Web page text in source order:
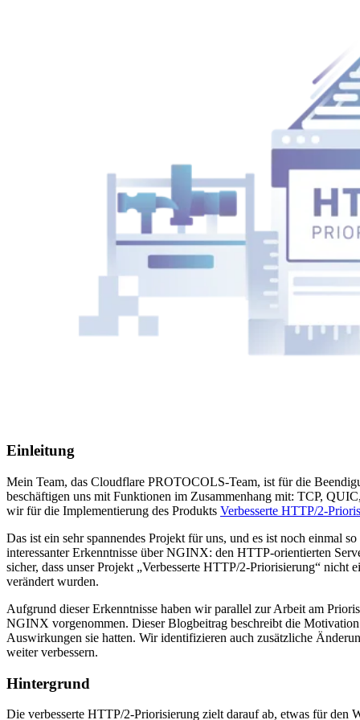
Einleitung
Mein Team, das Cloudflare PROTOCOLS-Team, ist für die
beschäftigen uns mit Funktionen im Zusammenhang mit: TCP,
wir für die Implementierung des Produkts Verbesserte HTTP/2-
Das ist ein sehr spannendes Projekt für uns, und es ist noch einmal
interessanter Erkenntnisse über NGINX: den HTTP-orientierten
sicher, dass unser Projekt „Verbesserte HTTP/2-Priorisierung“
verändert wurden.
Aufgrund dieser Erkenntnisse haben wir parallel zur Arbeit am
NGINX vorgenommen. Dieser Blogbeitrag beschreibt die
Auswirkungen sie hatten. Wir identifizieren auch zusätzliche
weiter verbessern.
Hintergrund
Die verbesserte HTTP/2-Priorisierung zielt darauf ab, etwas für den